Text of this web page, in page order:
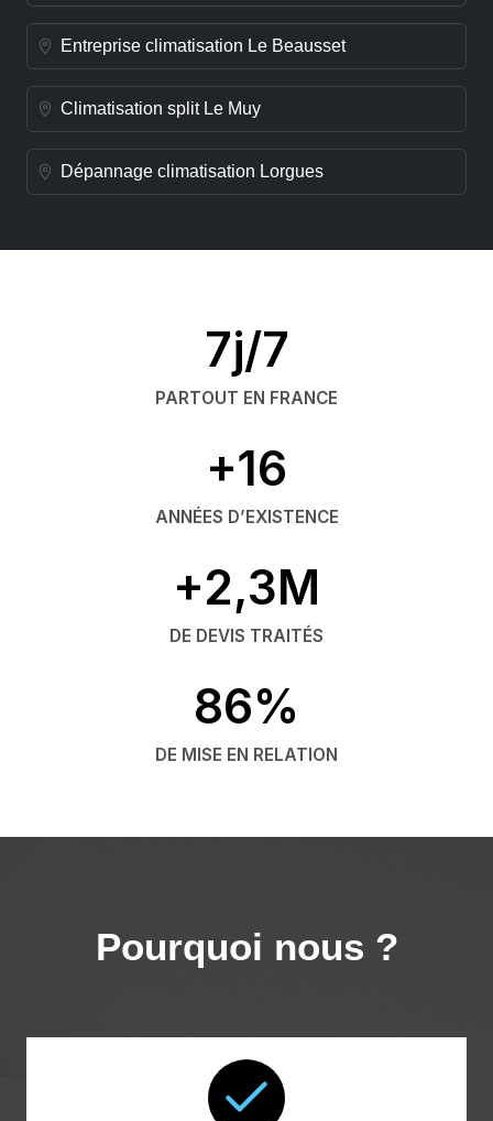
Entreprise climatisation Le Beausset
Climatisation split Le Muy
Dépannage climatisation Lorgues
7j/7
PARTOUT EN FRANCE
+16
ANNÉES D’EXISTENCE
+2,3M
DE DEVIS TRAITÉS
86%
DE MISE EN RELATION
Pourquoi nous ?